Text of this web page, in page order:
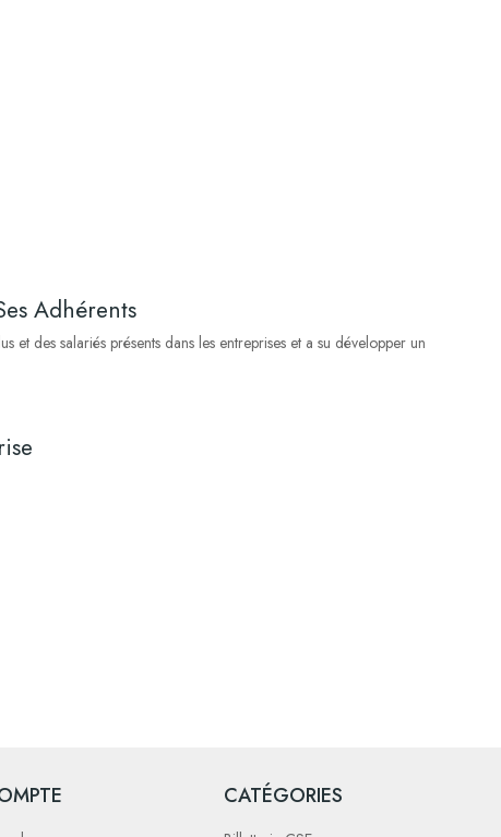
Adhérents
des salariés présents dans les entreprises et a su développer un
CATÉGORIES